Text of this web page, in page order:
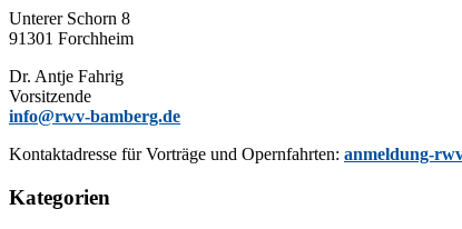
Un­te­rer Schorn 8
91301 Forchheim
Dr. Ant­je Fahrig
Vorsitzende
info@rwv-bamberg.de
Kon­takt­adres­se für Vor­trä­ge und Opern­fahr­ten: anmeldung-
Kategorien